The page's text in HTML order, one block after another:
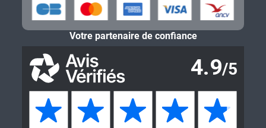
Votre partenaire de confiance